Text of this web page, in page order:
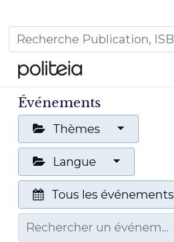
Événements
Thèmes
Langue
Tous les événements